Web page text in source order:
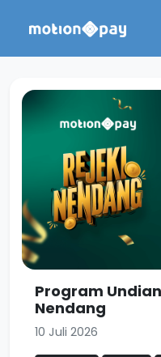
Program
Nendang
10 Juli 2026